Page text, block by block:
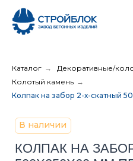
Каталог → Декоративные/
Колотый камень →
Колпак на забор 2-х-скатный
КОЛПАК НА ЗАБОР 2-
500Х250Х60 ММ